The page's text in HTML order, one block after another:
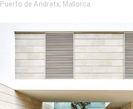
Puerto de Andratx, Mallorca